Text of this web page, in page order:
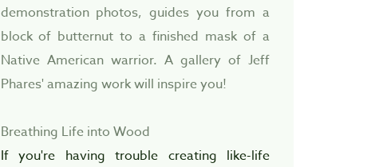
demonstration photos, guides you from a
block of butternut to a finished mask of a
Native American warrior. A gallery of Jeff
Phares' amazing work will inspire you!
Breathing Life into Wood
If you're having trouble creating like-life